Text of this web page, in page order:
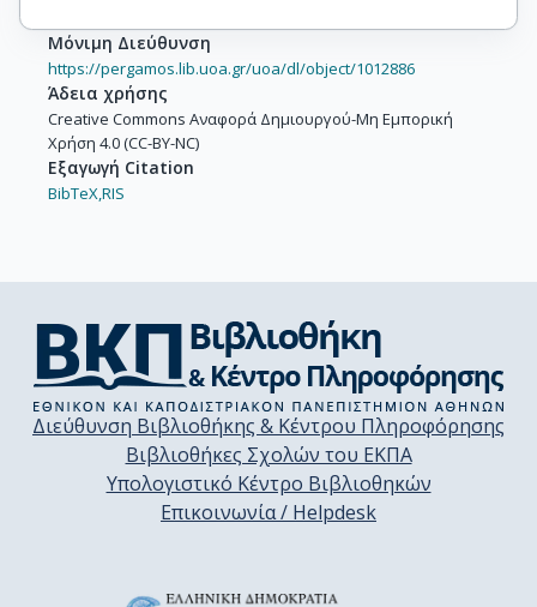
Μόνιμη Διεύθυνση
https://pergamos.lib.uoa.gr/uoa/dl/object/1012886
Άδεια χρήσης
Creative Commons Αναφορά Δημιουργού-Μη Εμπορική
Χρήση 4.0 (CC-BY-NC)
Εξαγωγή Citation
BibTeX,RIS
Διεύθυνση Βιβλιοθήκης & Κέντρου Πληροφόρησης
Βιβλιοθήκες Σχολών του ΕΚΠΑ
Υπολογιστικό Κέντρο Βιβλιοθηκών
Επικοινωνία / Helpdesk